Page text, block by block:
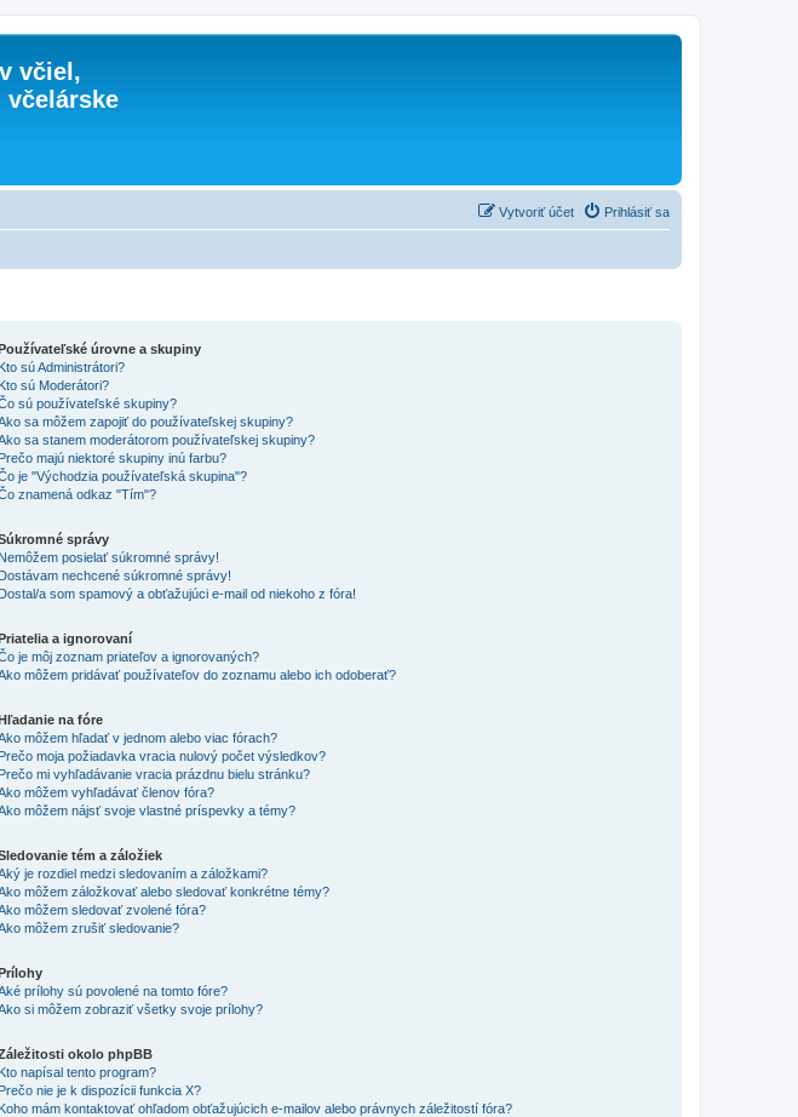
včiel,
včelárske
Prihlásiť sa
Vytvoriť účet
úrovne a skupiny
Kto sú Administrátori?
Kto sú Moderátori?
sú používateľské skupiny?
sa môžem zapojiť do používateľskej skupiny?
sa stanem moderátorom používateľskej skupiny?
Prečo majú niektoré skupiny inú farbu?
je "Východzia používateľská skupina"?
znamená odkaz "Tím"?
správy
Nemôžem posielať súkromné správy!
Dostávam nechcené súkromné správy!
Dostal/a som spamový a obťažujúci e-mail od niekoho z fóra!
a ignorovaní
je môj zoznam priateľov a ignorovaných?
môžem pridávať používateľov do zoznamu alebo ich odoberať?
na fóre
môžem hľadať v jednom alebo viac fórach?
Prečo moja požiadavka vracia nulový počet výsledkov?
Prečo mi vyhľadávanie vracia prázdnu bielu stránku?
môžem vyhľadávať členov fóra?
môžem nájsť svoje vlastné príspevky a témy?
tém a záložiek
je rozdiel medzi sledovaním a záložkami?
môžem záložkovať alebo sledovať konkrétne témy?
môžem sledovať zvolené fóra?
môžem zrušiť sledovanie?
prílohy sú povolené na tomto fóre?
si môžem zobraziť všetky svoje prílohy?
okolo phpBB
Kto napísal tento program?
Prečo nie je k dispozícii funkcia X?
Koho mám kontaktovať ohľadom obťažujúcich e-mailov alebo právnych záležitostí fóra?